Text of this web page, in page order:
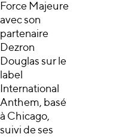
Force Majeure
avec son
partenaire
Dezron
Douglas sur le
label
International
Anthem, basé
à Chicago,
suivi de ses